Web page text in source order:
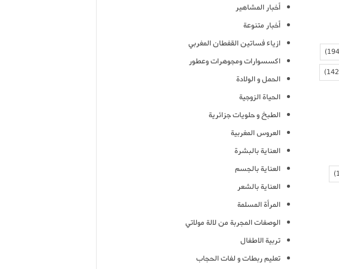
أخبار المشاهير
أخبار متنوعة
ازياء فساتين القفطان المغربي
اكسسوارات ومجوهرات وعطور
الحمل و الولادة
الحياة الزوجية
الطبخ و حلويات جزائرية
العروس المغربية
العناية بالبشرة
العناية بالجسم
العناية بالشعر
المرأة المسلمة
الوصفات المجربة من لالة مولاتي
تربية الاطفال
تعليم ربطات و لفات الحجاب